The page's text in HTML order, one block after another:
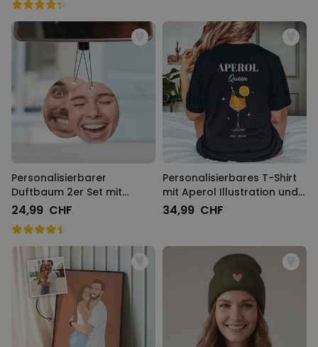
Personalisierbarer
Duftbaum 2er Set mit
Gesicht
24,99 CHF
Personalisierbares T-Shirt
mit Aperol Illustration und
Text
34,99 CHF